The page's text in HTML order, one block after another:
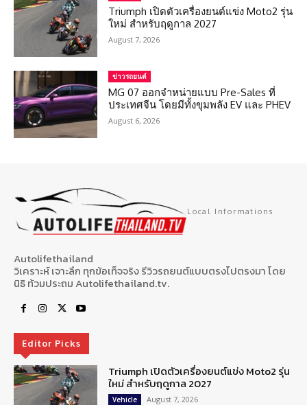
Triumph เปิดตัวเครื่องยนต์แข่ง Moto2 รุ่น
ใหม่ สำหรับฤดูกาล 2027
August 7, 2026
ข่าวรถยนต์
MG 07 ออกจำหน่ายแบบ Pre-Sales ที่
ประเทศจีน โดยมีทั้งขุมพลัง EV และ PHEV
August 6, 2026
Local Informations
Autolifethailand
วิเคราะห์ เจาะลึก ทุกข้อเท็จจริง รีวิวรถยนต์แบบตรงไปตรงมา โดย
นิธิ ท้วมประถม Autolifethailand.tv.
Editor Picks
Triumph เปิดตัวเครื่องยนต์แข่ง Moto2 รุ่น
ใหม่ สำหรับฤดูกาล 2027
Vehicle August 7, 2026